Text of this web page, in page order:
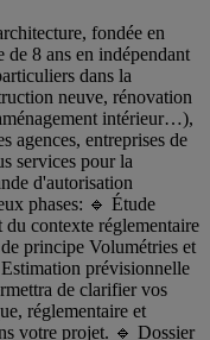
fondée en
de 8 ans en indépendant
dans la
neuve, rénovation
intérieur…),
agences, entreprises de
services pour la
d'autorisation
phases: 🔹 Étude
du contexte réglementaire
principe Volumétries et
prévisionnelle
de clarifier vos
réglementaire et
votre projet. 🔹 Dossier